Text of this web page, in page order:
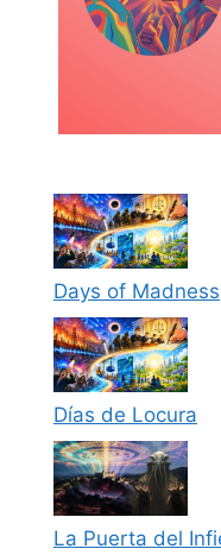
Days of Madness
Días de Locura
La Puerta del